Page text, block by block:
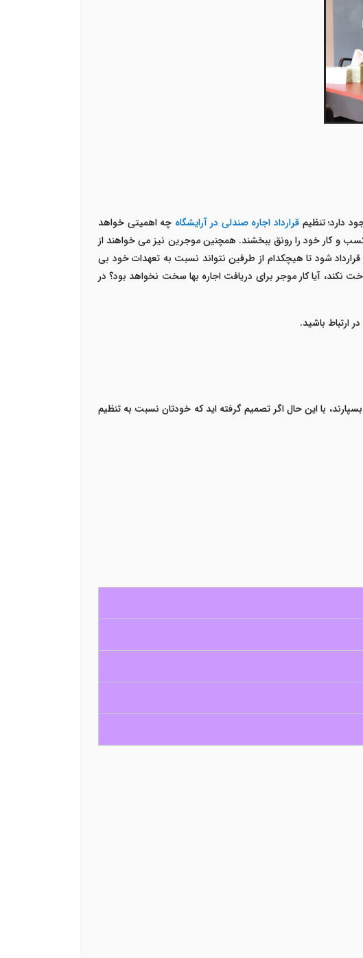
دارد؛ تنظیمقرارداد اجاره صندلی در آرایشگاه چه اهمیتی خواهد
و کار خود را رونق ببخشند. همچنین موجرین نیز می خواهند از
شود تا هیچکدام از طرفین نتواند نسبت به تعهدات خود بی
نکند، آیا کار موجر برای دریافت اجاره بها سخت نخواهد بود؟ در
در ارتباط باشید.
بسپارند، با این حال اگر تصمیم گرفته اید که خودتان نسبت به تنظیم